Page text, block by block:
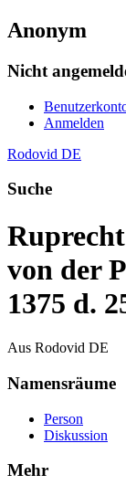
Anonym
Nicht
Anmelden
Rodovid DE
Suche
von der
1375 d.
Aus Rodovid DE
Namensräume
Person
Diskussion
Mehr